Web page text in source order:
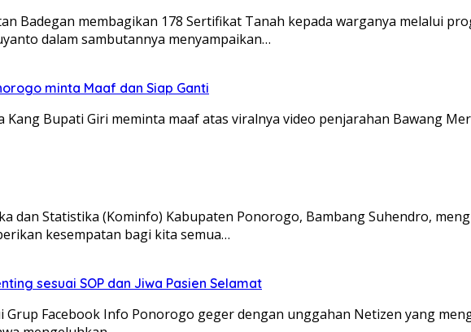
Badegan membagikan 178 Sertifikat Tanah kepada warganya melalui
dalam sambutannya menyampaikan…
minta Maaf dan Siap Ganti
Bupati Giri meminta maaf atas viralnya video penjarahan Bawang
dan Statistika (Kominfo) Kabupaten Ponorogo, Bambang Suhendro,
kesempatan bagi kita semua…
sesuai SOP dan Jiwa Pasien Selamat
Grup Facebook Info Ponorogo geger dengan unggahan Netizen yang